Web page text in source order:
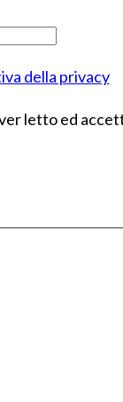
della privacy
letto ed